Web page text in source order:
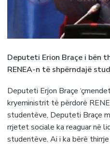
Deputeti Erion Braçe i bën
RENEA-n të shpërndajë
Deputeti Erjon Braçe
kryeministrit të përdorë
studentëve, Deputeti Braçe
rrjetet sociale ka reaguar në
studentëve. Ai i ka bërë